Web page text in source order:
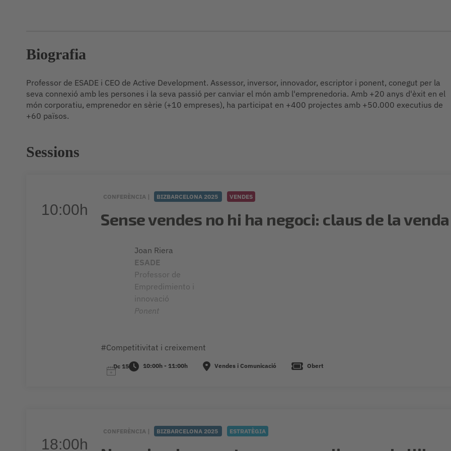
Biografia
Professor de ESADE i CEO de Active Development. Assessor, inversor, innovador, escriptor i ponent, conegut per la
seva connexió amb les persones i la seva passió per canviar el món amb l'emprenedoria. Amb +20 anys d'èxit en el
món corporatiu, emprenedor en sèrie (+10 empreses), ha participat en +400 projectes amb +50.000 executius de
+60 països.
Sessions
10:00h
CONFERÈNCIA | BIZBARCELONA 2025 VENDES
Sense vendes no hi ha negoci: claus de la
Joan Riera
ESADE
Professor de
Empredimiento i
innovació
Ponent
#Competitivitat i creixement
Dc 15 10:00h - 11:00h Vendes i Comunicació Obert
18:00h
CONFERÈNCIA | BIZBARCELONA 2025 ESTRATÈGIA